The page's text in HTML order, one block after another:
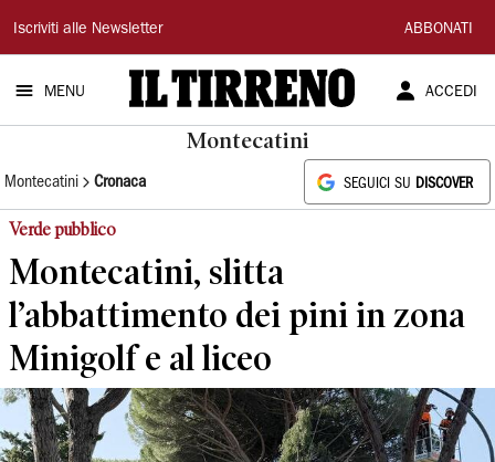
Il
Tirreno
Iscriviti alle Newsletter ABBONATI
MENU ACCEDI
Montecatini
Montecatini Cronaca SEGUICI SU DISCOVER
Verde pubblico
Montecatini, slitta
l’abbattimento dei pini in zona
Minigolf e al liceo